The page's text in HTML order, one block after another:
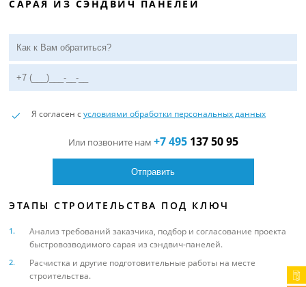
САРАЯ ИЗ СЭНДВИЧ ПАНЕЛЕЙ
Я согласен сусловиями обработки персональных данных
Или позвоните нам +7 495137 50 95
ЭТАПЫ СТРОИТЕЛЬСТВА ПОД КЛЮЧ
Анализ требований заказчика, подбор и согласование проекта
быстровозводимого сарая из сэндвич-панелей.
Расчистка и другие подготовительные работы на месте
строительства.